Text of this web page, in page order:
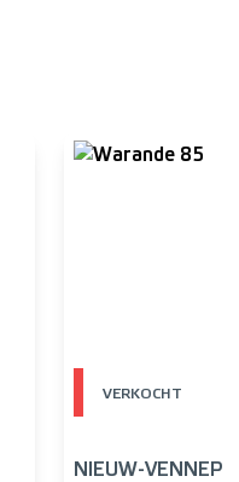
filter or Objects
VERKOCHT
NIEUW-VENNEP